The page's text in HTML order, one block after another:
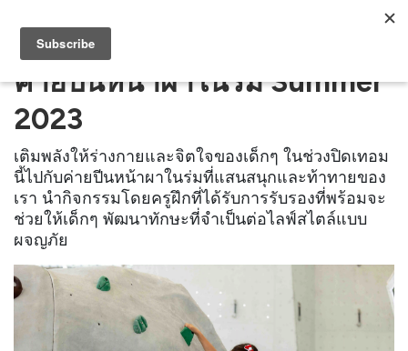
ค่ายปีนหน้าผาในร่ม Summer
2023
เติมพลังให้ร่างกายและจิตใจของเด็กๆ ในช่วงปิดเทอม
นี้ไปกับค่ายปีนหน้าผาในร่มที่แสนสนุกและท้าทายของ
เรา นำกิจกรรมโดยครูฝึกที่ได้รับการรับรองที่พร้อมจะ
ช่วยให้เด็กๆ พัฒนาทักษะที่จำเป็นต่อไลฟ์สไตล์แบบ
ผจญภัย